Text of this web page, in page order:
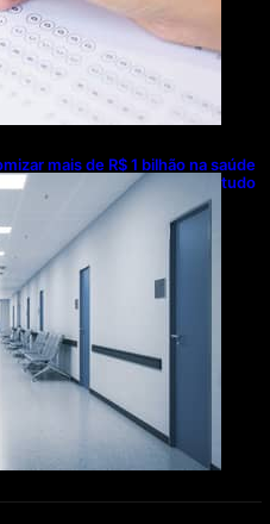
mais de R$ 1 bilhão na saúde
do saneamento, aponta estudo